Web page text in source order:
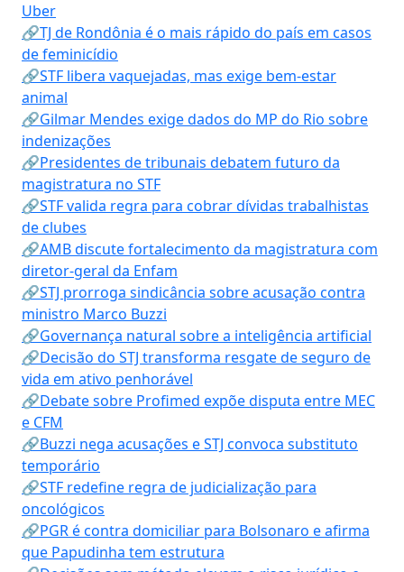
Uber
🔗TJ de Rondônia é o mais rápido do país em casos
de feminicídio
🔗STF libera vaquejadas, mas exige bem-estar
animal
🔗Gilmar Mendes exige dados do MP do Rio sobre
indenizações
🔗Presidentes de tribunais debatem futuro da
magistratura no STF
🔗STF valida regra para cobrar dívidas trabalhistas
de clubes
🔗AMB discute fortalecimento da magistratura com
diretor-geral da Enfam
🔗STJ prorroga sindicância sobre acusação contra
ministro Marco Buzzi
🔗Governança natural sobre a inteligência artificial
🔗Decisão do STJ transforma resgate de seguro de
vida em ativo penhorável
🔗Debate sobre Profimed expõe disputa entre MEC
e CFM
🔗Buzzi nega acusações e STJ convoca substituto
temporário
🔗STF redefine regra de judicialização para
oncológicos
🔗PGR é contra domiciliar para Bolsonaro e afirma
que Papudinha tem estrutura